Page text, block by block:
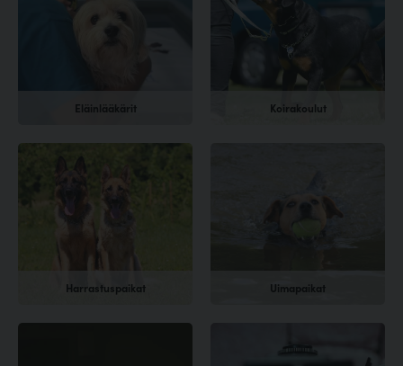
Eläinlääkärit Koirakoulut
Harrastuspaikat Uimapaikat